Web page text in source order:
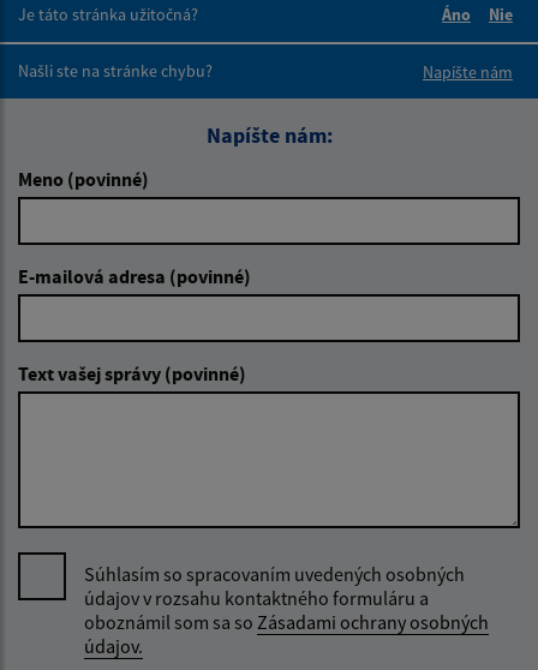
Je táto stránka užitočná?
Áno
Nie
Našli ste na stránke chybu?
Napíšte nám
Napíšte nám:
Meno (povinné)
E-mailová adresa (povinné)
Text vašej správy (povinné)
Súhlasím so spracovaním uvedených osobných
údajov v rozsahu kontaktného formuláru a
oboznámil som sa so Zásadami ochrany osobných
údajov.